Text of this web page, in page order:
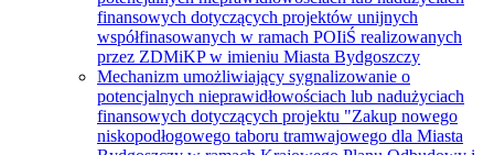
finansowych dotyczących projektów unijnych
współfinasowanych w ramach POIiŚ realizowanych
przez ZDMiKP w imieniu Miasta Bydgoszczy
Mechanizm umożliwiający sygnalizowanie o
potencjalnych nieprawidłowościach lub nadużyciach
finansowych dotyczących projektu "Zakup nowego
niskopodłogowego taboru tramwajowego dla Miasta